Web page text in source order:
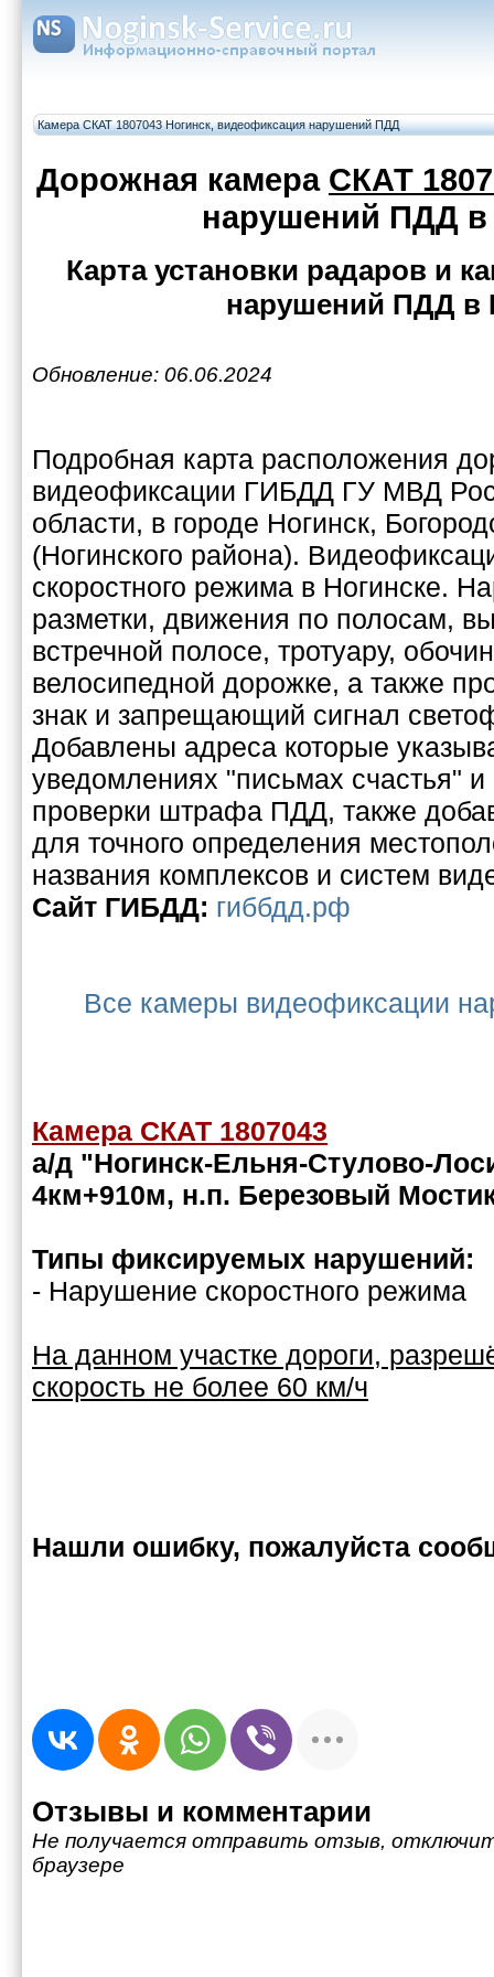
Камера СКАТ 1807043 Ногинск, видеофиксация нарушений ПДД
Дорожная камера СКАТ
нарушений ПДД в
Карта установки радаров и
нарушений ПДД в
Обновление: 06.06.2024
Подробная карта расположения
видеофиксации ГИБДД ГУ МВД
области, в городе Ногинск,
(Ногинского района).
скоростного режима в Ногинске.
разметки, движения по полосам,
встречной полосе, тротуару,
велосипедной дорожке, а также
знак и запрещающий сигнал
Добавлены адреса которые
уведомлениях "письмах счастья"
проверки штрафа ПДД, также
для точного определения
названия комплексов и систем
Cайт ГИБДД: гиббдд.рф
Все камеры видеофиксации
Камера СКАТ 1807043
а/д "Ногинск-Ельня-Стулово-
4км+910м, н.п. Березовый
Типы фиксируемых нарушений:
- Нарушение скоростного режима
На данном участке дороги,
скорость не более 60 км/ч
Нашли ошибку, пожалуйста
Отзывы и комментарии
Не получается отправить отзыв,
браузере